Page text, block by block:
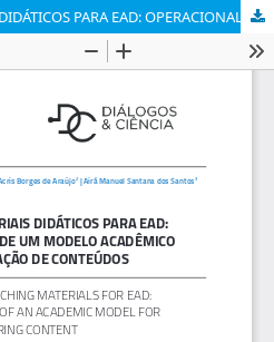
PRODUÇÃO DE MATERIAIS DIDÁTICOS PARA EAD: OPERACIONALIZAÇÃO DE UM MODELO ACADÊMICO PARA ELABORAÇÃO DE CONTEÚDOS